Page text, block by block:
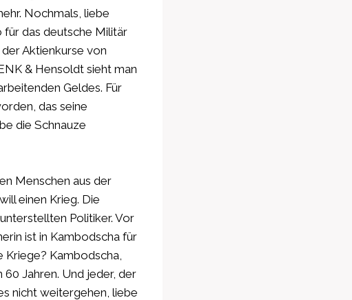
Nochmals, liebe
für das deutsche Militär
Aktienkurse von
& Hensoldt sieht man
Geldes. Für
das seine
die Schnauze
Menschen aus der
einen Krieg. Die
Politiker. Vor
ist in Kambodscha für
Kambodscha,
60 Jahren. Und jeder, der
nicht weitergehen, liebe